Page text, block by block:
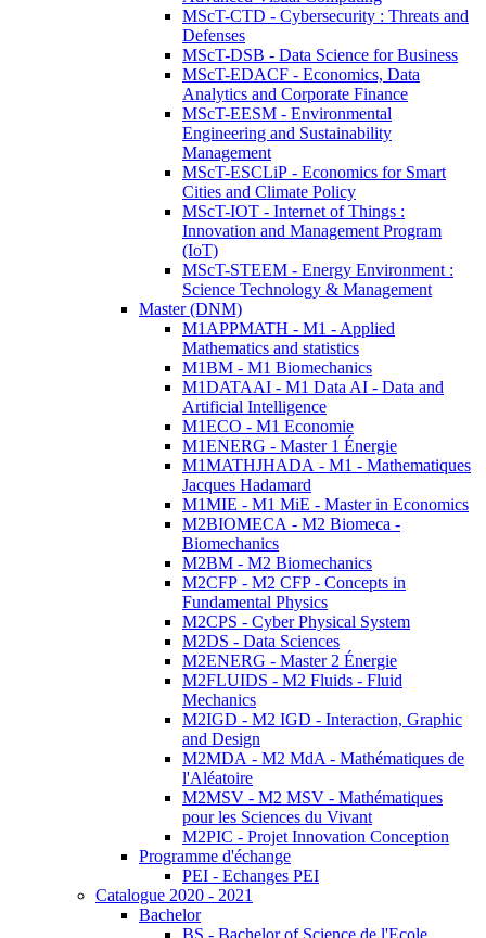
MScT-CTD - Cybersecurity : Threats and
Defenses
MScT-DSB - Data Science for Business
MScT-EDACF - Economics, Data
Analytics and Corporate Finance
MScT-EESM - Environmental
Engineering and Sustainability
Management
MScT-ESCLiP - Economics for Smart
Cities and Climate Policy
MScT-IOT - Internet of Things :
Innovation and Management Program
(IoT)
MScT-STEEM - Energy Environment :
Science Technology & Management
Master (DNM)
M1APPMATH - M1 - Applied
Mathematics and statistics
M1BM - M1 Biomechanics
M1DATAAI - M1 Data AI - Data and
Artificial Intelligence
M1ECO - M1 Economie
M1ENERG - Master 1 Énergie
M1MATHJHADA - M1 - Mathematiques
Jacques Hadamard
M1MIE - M1 MiE - Master in Economics
M2BIOMECA - M2 Biomeca -
Biomechanics
M2BM - M2 Biomechanics
M2CFP - M2 CFP - Concepts in
Fundamental Physics
M2CPS - Cyber Physical System
M2DS - Data Sciences
M2ENERG - Master 2 Énergie
M2FLUIDS - M2 Fluids - Fluid
Mechanics
M2IGD - M2 IGD - Interaction, Graphic
and Design
M2MDA - M2 MdA - Mathématiques de
l'Aléatoire
M2MSV - M2 MSV - Mathématiques
pour les Sciences du Vivant
M2PIC - Projet Innovation Conception
Programme d'échange
PEI - Echanges PEI
Catalogue 2020 - 2021
Bachelor
BS - Bachelor of Science de l'Ecole